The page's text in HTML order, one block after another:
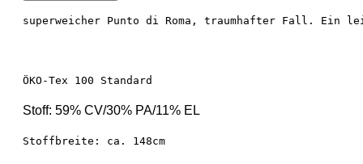
superweicher Punto di Roma, traumhafter Fall.
ÖKO-Tex 100 Standard
Stoff: 59% CV/30% PA/11% EL
Stoffbreite: ca. 148cm